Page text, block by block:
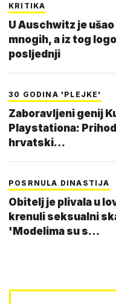
KRITIKA
U Auschwitz je ušao
mnogih, a iz tog
posljednji
30 GODINA 'PLEJKE'
Zaboravljeni genij
Playstationa:
hrvatski…
POSRNULA DINASTIJA
Obitelj je plivala u
krenuli seksualni
'Modelima su s…